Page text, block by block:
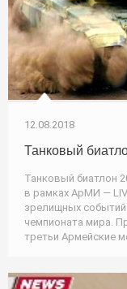
12.08.2018
Танковый
Танковый биатлон
в рамках АрМИ —
зрелищных событий
чемпионата мира.
третьи Армейские